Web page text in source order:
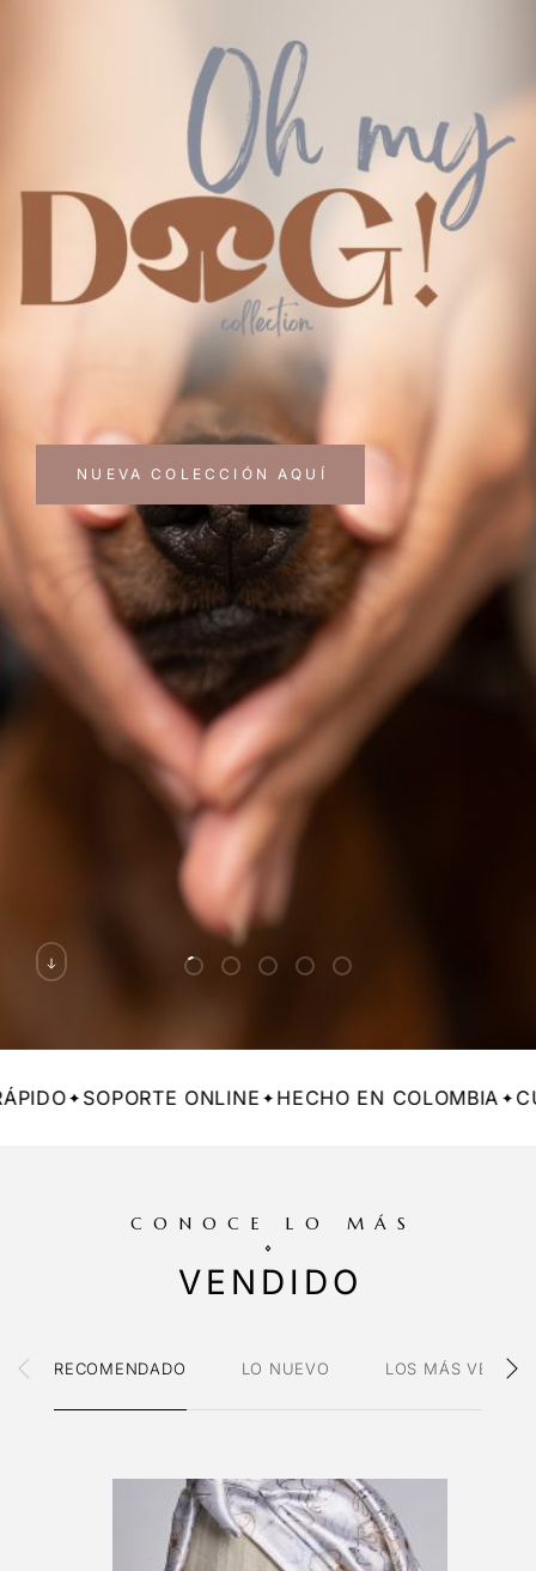
NUEVA COLECCIÓN AQUÍ
LO MÁS NUEVO
UN AMOR
DIFERENTE
Conoce y adquiere la nueva colección que
va a llenar tu casa de amor y pelitos.
NUEVA COLECCIÓN AQUÍ
ONLINE HECHO EN COLOMBIA CUIDADO
CONOCE LO MÁS
VENDIDO
RECOMENDADO LO NUEVO LOS MÁS